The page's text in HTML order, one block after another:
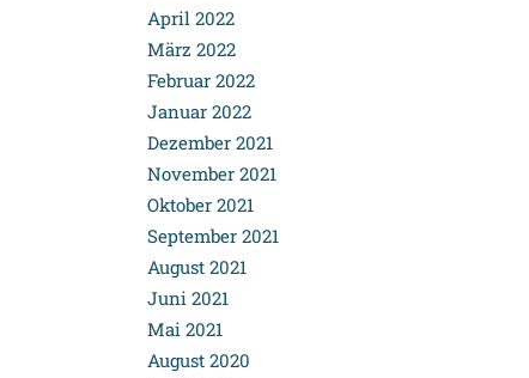
April 2022
März 2022
Februar 2022
Januar 2022
Dezember 2021
November 2021
Oktober 2021
September 2021
August 2021
Juni 2021
Mai 2021
August 2020